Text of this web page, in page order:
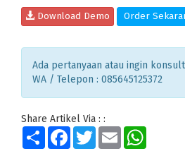
Download Demo Order
Ada pertanyaan atau ingin
WA / Telepon : 085645125372
Share Artikel Via : :
Share Facebook
TwitterEmail